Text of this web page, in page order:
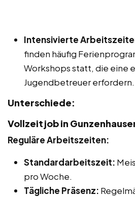
Intensivierte
finden häufig
Workshops statt, die eine
Jugendbetreuer erfordern.
Unterschiede:
Vollzeitjob in
Reguläre Arbeitszeiten:
Standardarbeitszeit:
pro Woche.
Tägliche Präsenz: